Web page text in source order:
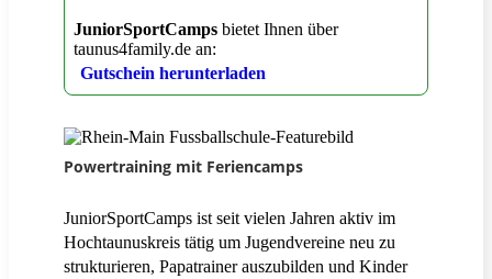
JuniorSportCamps bietet Ihnen über
taunus4family.de an:
Gutschein herunterladen
Powertraining mit Feriencamps
JuniorSportCamps ist seit vielen Jahren aktiv im
Hochtaunuskreis tätig um Jugendvereine neu zu
strukturieren, Papatrainer auszubilden und Kinder